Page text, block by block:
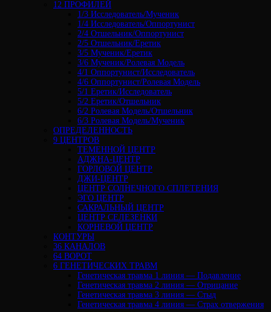
12 ПРОФИЛЕЙ
1/3 Исследователь/Мученик
1/4 Исследователь/Оппортунист
2/4 Отшельник/Оппортунист
2/5 Отшельник/Еретик
3/5 Мученик/Еретик
3/6 Мученик/Ролевая Модель
4/1 Оппортунист/Исследователь
4/6 Оппортунист/Ролевая Модель
5/1 Еретик/Исследователь
5/2 Еретик/Отшельник
6/2 Ролевая Модель/Отшельник
6/3 Ролевая Модель/Мученик
ОПРЕДЕЛЕННОСТЬ
9 ЦЕНТРОВ
ТЕМЕННОЙ ЦЕНТР
АДЖНА-ЦЕНТР
ГОРЛОВОЙ ЦЕНТР
ДЖИ-ЦЕНТР
ЦЕНТР СОЛНЕЧНОГО СПЛЕТЕНИЯ
ЭГО ЦЕНТР
САКРАЛЬНЫЙ ЦЕНТР
ЦЕНТР СЕЛЕЗЕНКИ
КОРНЕВОЙ ЦЕНТР
КОНТУРЫ
36 КАНАЛОВ
64 ВОРОТ
6 ГЕНЕТИЧЕСКИХ ТРАВМ
Генетическая травма 1 линия — Подавление
Генетическая травма 2 линия — Отрицание
Генетическая травма 3 линия — Стыд
Генетическая травма 4 линия — Страх отвержения